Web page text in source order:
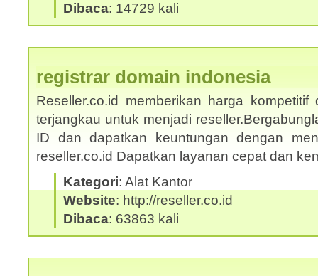
Dibaca: 14729 kali
registrar domain indonesia
Reseller.co.id memberikan harga
terjangkau untuk menjadi
ID dan dapatkan keuntungan dengan
reseller.co.id Dapatkan layanan cepat dan
Kategori: Alat Kantor
Website: http://reseller.co.id
Dibaca: 63863 kali